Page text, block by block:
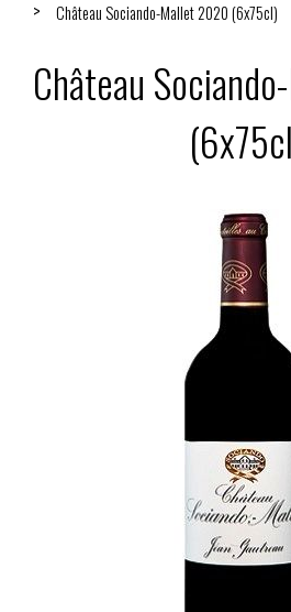
Château Sociando-Mallet 2020 (6x75cl)
Château